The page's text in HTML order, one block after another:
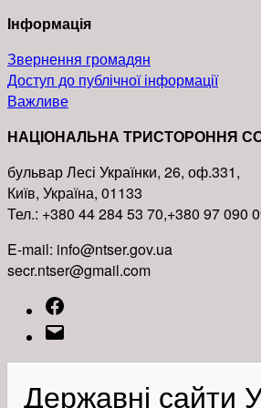
Інформація
Звернення громадян
Доступ до публічної інформації
Важливе
НАЦІОНАЛЬНА ТРИСТОРОННЯ
бульвар Лесі Українки, 26, оф.331,
Київ, Україна, 01133
Тел.: +380 44 284 53 70,+380 97 090
E-mail: info@ntser.gov.ua
secr.ntser@gmail.com
Державні сайти